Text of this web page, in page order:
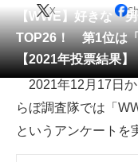
会員記事
メディア
注目記事を集めた総
ITの今と未来を見通す
【WWE】好きな「
TOP26！ 第1位は
【2021年投票結果】
X
2021年12月17日か
らぼ調査隊では「
というアンケートを